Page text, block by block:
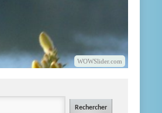
WOWSlider.com